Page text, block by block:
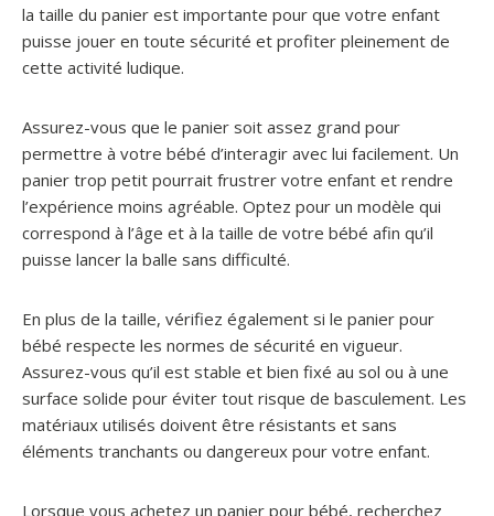
la taille du panier est importante pour que votre enfant
puisse jouer en toute sécurité et profiter pleinement de
cette activité ludique.
Assurez-vous que le panier soit assez grand pour
permettre à votre bébé d’interagir avec lui facilement. Un
panier trop petit pourrait frustrer votre enfant et rendre
l’expérience moins agréable. Optez pour un modèle qui
correspond à l’âge et à la taille de votre bébé afin qu’il
puisse lancer la balle sans difficulté.
En plus de la taille, vérifiez également si le panier pour
bébé respecte les normes de sécurité en vigueur.
Assurez-vous qu’il est stable et bien fixé au sol ou à une
surface solide pour éviter tout risque de basculement. Les
matériaux utilisés doivent être résistants et sans
éléments tranchants ou dangereux pour votre enfant.
Lorsque vous achetez un panier pour bébé, recherchez